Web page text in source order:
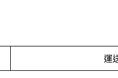
運